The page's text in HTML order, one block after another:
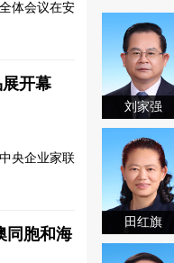
体会议在安
开幕
央企业家联
同胞和海
刘家强
田红旗